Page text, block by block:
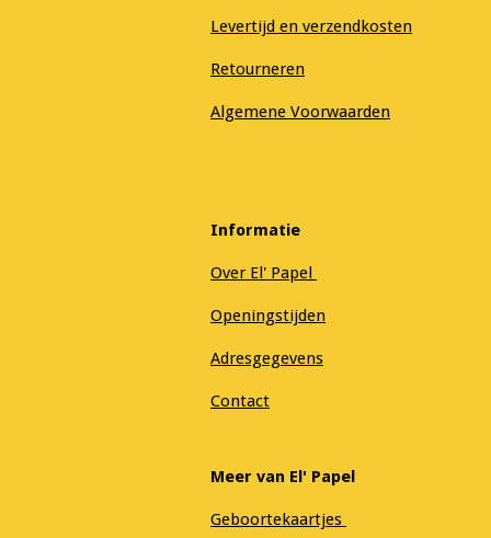
Levertijd en verzendkosten
Retourneren
Algemene Voorwaarden
Informatie
Over El' Papel
Openingstijden
Adresgegevens
Contact
Meer van El' Papel
Geboortekaartjes